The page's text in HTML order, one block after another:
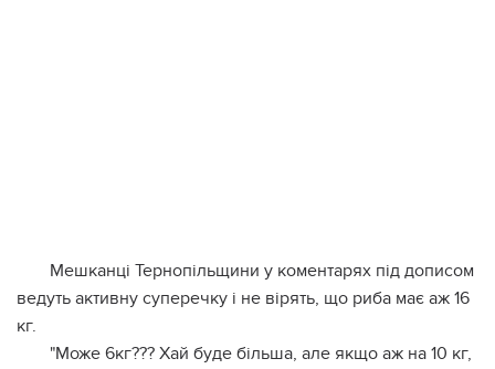
Мешканці Тернопільщини у коментарях під дописом
ведуть активну суперечку і не вірять, що риба має аж 16
кг.
"Може 6кг??? Хай буде більша, але якщо аж на 10 кг,